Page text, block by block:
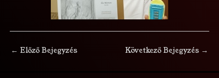
← Előző Bejegyzés Következő Bejegyzés →